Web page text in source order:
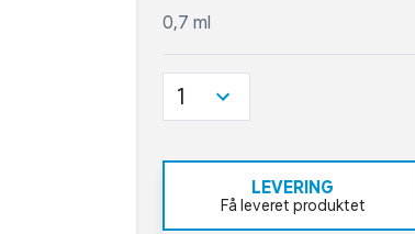
0,7 ml
1
LEVERING
Få leveret produktet